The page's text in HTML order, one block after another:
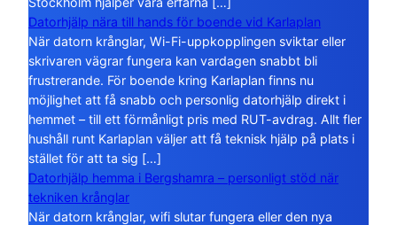
Datorhjälp nära till hands för boende vid Karlaplan
När datorn krånglar, Wi-Fi-uppkopplingen sviktar eller
skrivaren vägrar fungera kan vardagen snabbt bli
frustrerande. För boende kring Karlaplan finns nu
möjlighet att få snabb och personlig datorhjälp direkt i
hemmet – till ett förmånligt pris med RUT-avdrag. Allt fler
hushåll runt Karlaplan väljer att få teknisk hjälp på plats i
stället för att ta sig […]
Datorhjälp hemma i Bergshamra – personligt stöd när
tekniken krånglar
När datorn krånglar, wifi slutar fungera eller den nya